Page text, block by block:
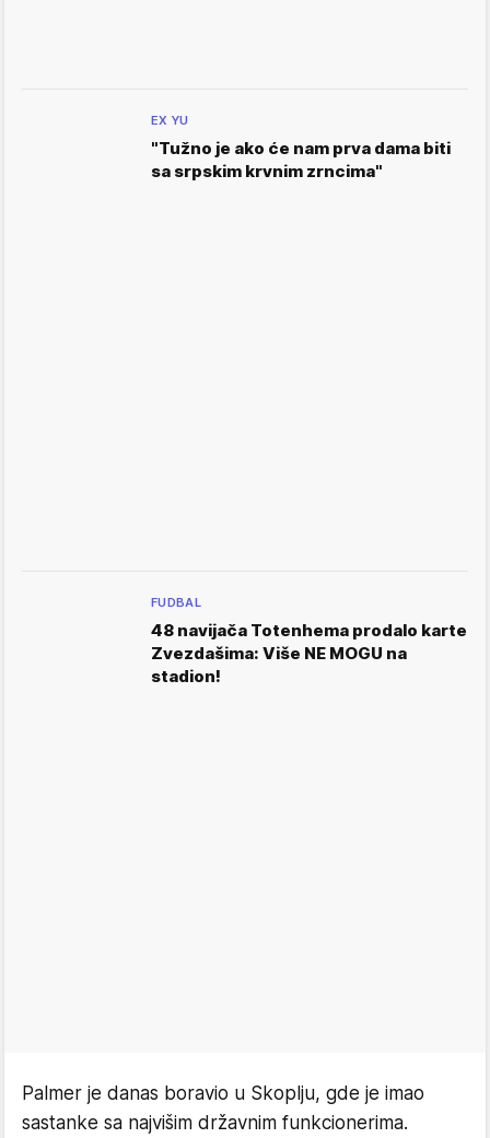
EX YU
"Tužno je ako će nam prva dama biti
sa srpskim krvnim zrncima"
FUDBAL
48 navijača Totenhema prodalo karte
Zvezdašima: Više NE MOGU na
stadion!
Palmer je danas boravio u Skoplju, gde je imao
sastanke sa najvišim državnim funkcionerima.